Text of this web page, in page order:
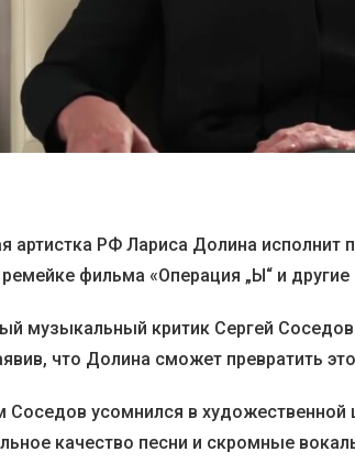
артистка РФ Лариса Долина исполнит
фильма «Операция „Ы“ и
музыкальный критик Сергей
что Долина сможет превратить
Соседов усомнился в художественной
качество песни и скромные